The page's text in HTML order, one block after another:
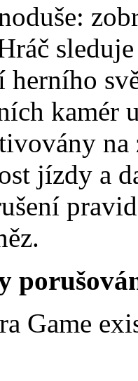
herního
kamér
jízdy a
Game